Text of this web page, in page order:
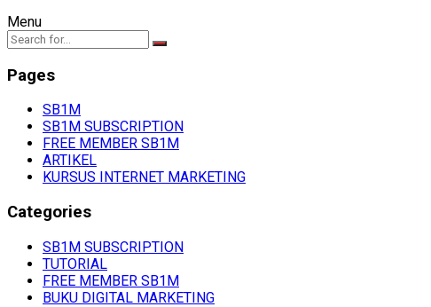
Menu
Pages
SB1M
SB1M SUBSCRIPTION
FREE MEMBER SB1M
ARTIKEL
KURSUS INTERNET MARKETING
Categories
SB1M SUBSCRIPTION
TUTORIAL
FREE MEMBER SB1M
BUKU DIGITAL MARKETING